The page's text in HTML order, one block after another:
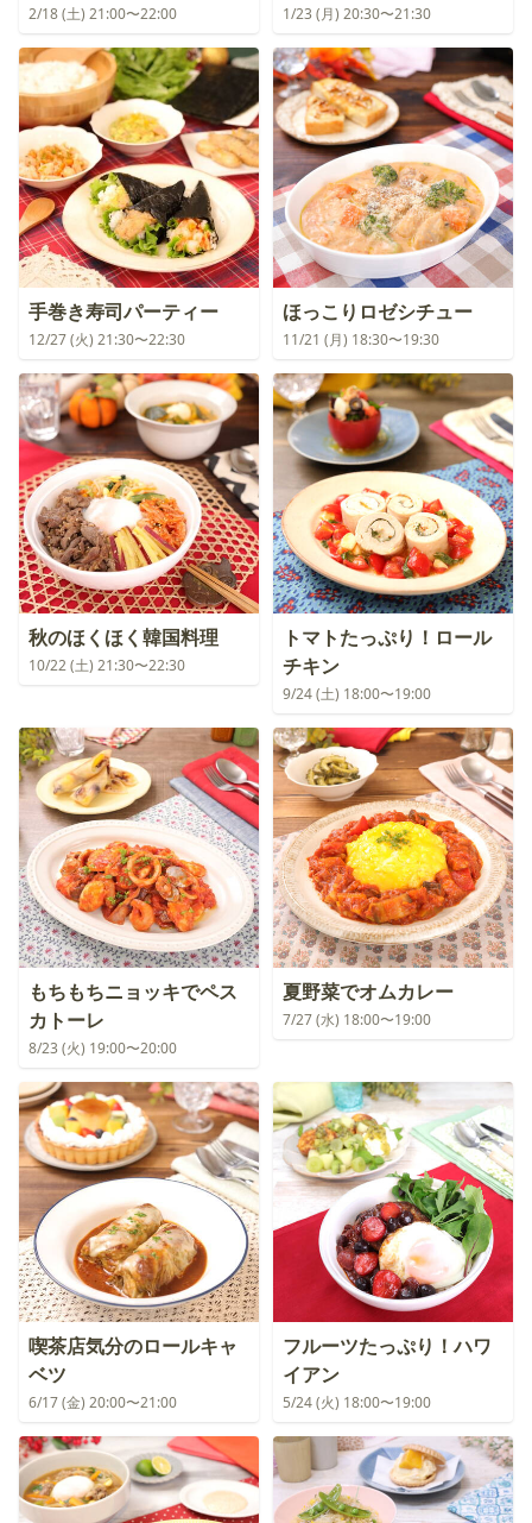
2/18 (土) 21:00〜22:00 1/23 (月) 20:30〜21:30
手巻き寿司パーティー
12/27 (火) 21:30〜22:30
ほっこりロゼシチュー
11/21 (月) 18:30〜19:30
秋のほくほく韓国料理
10/22 (土) 21:30〜22:30
トマトたっぷり！ロール
チキン
9/24 (土) 18:00〜19:00
もちもちニョッキでペス
カトーレ
8/23 (火) 19:00〜20:00
夏野菜でオムカレー
7/27 (水) 18:00〜19:00
喫茶店気分のロールキャ
ベツ
6/17 (金) 20:00〜21:00
フルーツたっぷり！ハワ
イアン
5/24 (火) 18:00〜19:00